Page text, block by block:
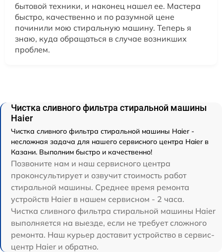
бытовой техники, и наконец нашел ее. Мастера
быстро, качественно и по разумной цене
починили мою стиральную машину. Теперь я
знаю, куда обращаться в случае возникших
проблем.
Чистка сливного фильтра стиральной машины
Haier
Чистка сливного фильтра стиральной машины Haier -
несложная задача для нашего сервисного центра Haier в
Казани. Выполним быстро и качественно!
Позвоните нам и наш сервисного центра
проконсультирует и озвучит стоимость работ
стиральной машины. Среднее время ремонта
устройств Haier в нашем сервисном - 2 часа.
Чистка сливного фильтра стиральной машины Haier
выполняется на выезде, если не требует сложного
ремонта. Наш курьер доставит устройство в сервис-
центр Haier и обратно.